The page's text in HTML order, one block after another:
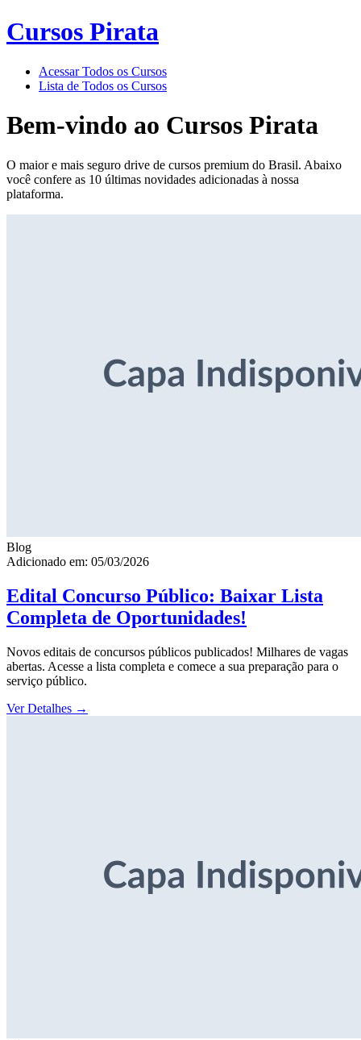
Cursos Pirata
Acessar Todos os Cursos
Lista de Todos os Cursos
Bem-vindo ao Cursos Pirata
O maior e mais seguro drive de cursos premium do Brasil. Abaixo
você confere as 10 últimas novidades adicionadas à nossa
plataforma.
Blog
Adicionado em: 05/03/2026
Edital Concurso Público: Baixar Lista
Completa de Oportunidades!
Novos editais de concursos públicos publicados! Milhares de vagas
abertas. Acesse a lista completa e comece a sua preparação para o
serviço público.
Ver Detalhes →